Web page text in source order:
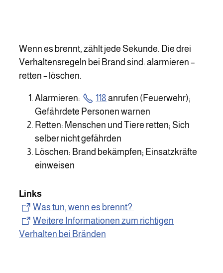
Wenn es brennt, zählt jede Sekunde. Die drei
Verhaltensregeln bei Brand sind: alarmieren –
retten – löschen.
Alarmieren: 118 anrufen (Feuerwehr);
Gefährdete Personen warnen
Retten: Menschen und Tiere retten; Sich
selber nicht gefährden
Löschen: Brand bekämpfen; Einsatzkräfte
einweisen
Links
Was tun, wenn es brennt?
Weitere Informationen zum richtigen
Verhalten bei Bränden